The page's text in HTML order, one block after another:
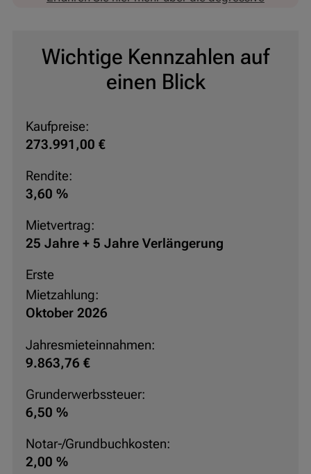
Wichtige Kennzahlen auf
einen Blick
Kaufpreise:
273.991,00 €
Rendite:
3,60 %
Mietvertrag:
25 Jahre + 5 Jahre Verlängerung
Erste
Mietzahlung:
Oktober 2026
Jahresmieteinnahmen:
9.863,76 €
Grunderwerbssteuer:
6,50 %
Notar-/Grundbuchkosten:
2,00 %